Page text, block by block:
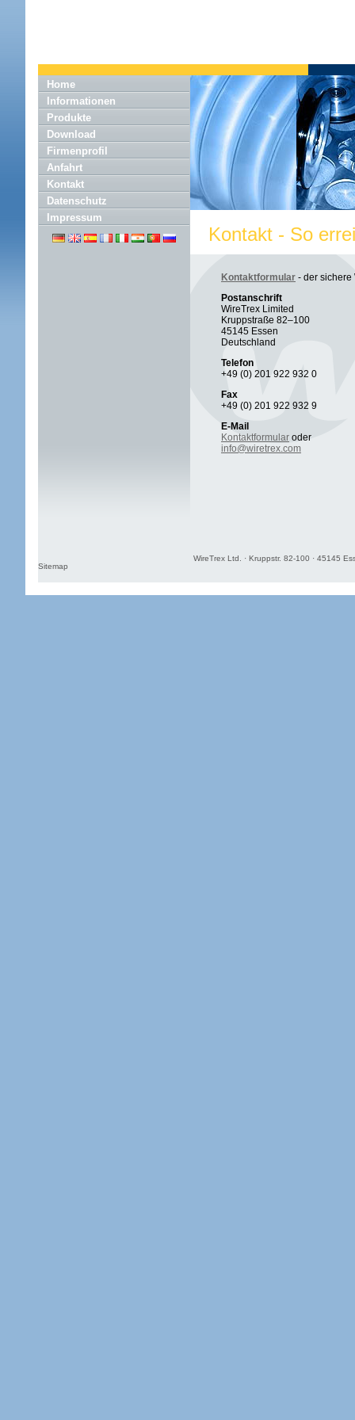
Home
Informationen
Produkte
Download
Firmenprofil
Anfahrt
Kontakt
Datenschutz
Impressum
Kontakt - So
Kontaktformular - der sichere
Postanschrift
WireTrex Limited
Kruppstraße 82–100
45145 Essen
Deutschland
Telefon
+49 (0) 201 922 932 0
Fax
+49 (0) 201 922 932 9
E-Mail
Kontaktformular oder
info@wiretrex.com
Sitemap
WireTrex Ltd. · Kruppstr. 82-100 · 45145